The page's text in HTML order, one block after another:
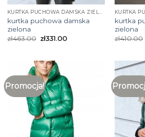
KURTKA PUCHOWA DAMSKA ZIELONA
kurtka puchowa damska
zielona
zł463.00 zł331.00
kurtka
zielona
zł410.00
Promocja!